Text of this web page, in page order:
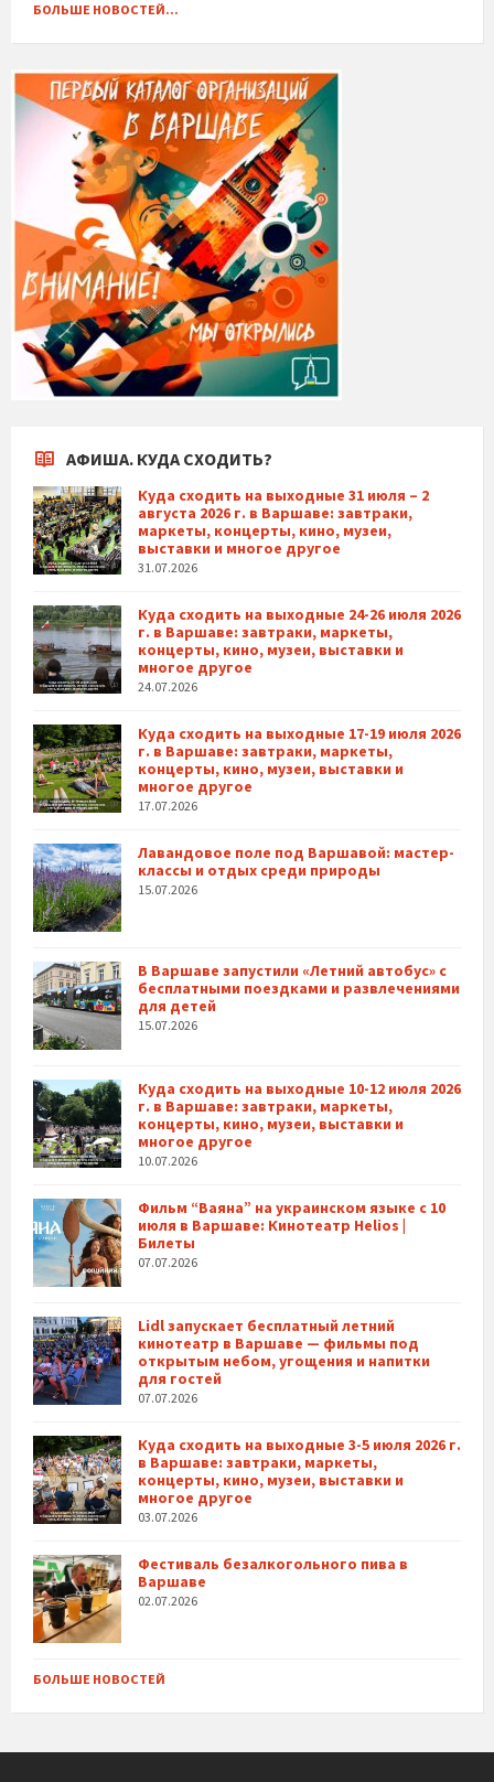
БОЛЬШЕ НОВОСТЕЙ...
АФИША. КУДА СХОДИТЬ?
Куда сходить на выходные 31 июля – 2
августа 2026 г. в Варшаве: завтраки,
маркеты, концерты, кино, музеи,
выставки и многое другое
31.07.2026
Куда сходить на выходные 24-26 июля 2026
г. в Варшаве: завтраки, маркеты,
концерты, кино, музеи, выставки и
многое другое
24.07.2026
Куда сходить на выходные 17-19 июля 2026
г. в Варшаве: завтраки, маркеты,
концерты, кино, музеи, выставки и
многое другое
17.07.2026
Лавандовое поле под Варшавой: мастер-
классы и отдых среди природы
15.07.2026
В Варшаве запустили «Летний автобус» с
бесплатными поездками и развлечениями
для детей
15.07.2026
Куда сходить на выходные 10-12 июля 2026
г. в Варшаве: завтраки, маркеты,
концерты, кино, музеи, выставки и
многое другое
10.07.2026
Фильм “Ваяна” на украинском языке с 10
июля в Варшаве: Кинотеатр Helios |
Билеты
07.07.2026
Lidl запускает бесплатный летний
кинотеатр в Варшаве — фильмы под
открытым небом, угощения и напитки
для гостей
07.07.2026
Куда сходить на выходные 3-5 июля 2026 г.
в Варшаве: завтраки, маркеты,
концерты, кино, музеи, выставки и
многое другое
03.07.2026
Фестиваль безалкогольного пива в
Варшаве
02.07.2026
БОЛЬШЕ НОВОСТЕЙ